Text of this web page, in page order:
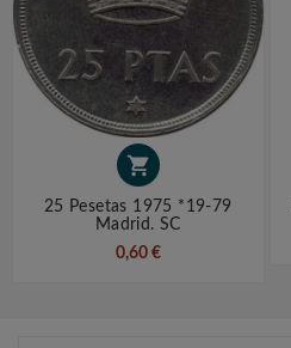

25 Pesetas 1975 *19-79
Madrid. SC
0,60 €